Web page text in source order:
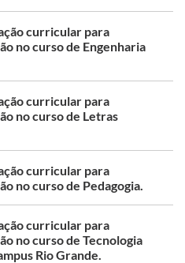
curricular para
no curso de Engenharia
curricular para
no curso de Letras
curricular para
no curso de Pedagogia.
curricular para
no curso de Tecnologia
Rio Grande.